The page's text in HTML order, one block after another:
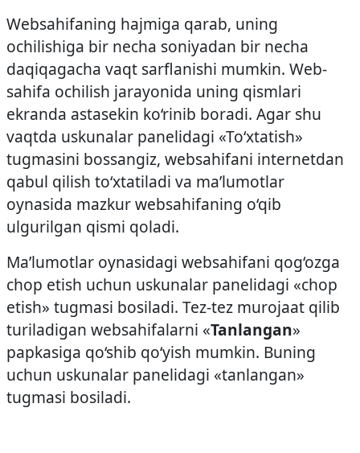
Web­sahifaning hajmiga qarab, uning
ochilishiga bir necha soniyadan bir necha
daqiqagacha vaqt sarflanishi mumkin. Web­
sahifa ochilish jarayonida uning qismlari
ekranda asta­sekin ko‘rinib boradi. Agar shu
vaqtda uskunalar panelidagi «To‘xtatish»
tugmasini bossangiz, web­sahifani internetdan
qabul qilish to‘xtatiladi va ma’lumotlar
oynasida mazkur web­sahifaning o‘qib
ulgurilgan qismi qoladi.
Ma’lumotlar oynasidagi web­sahifani qog‘ozga
chop etish uchun uskunalar panelidagi «chop
etish» tugmasi bosiladi. Tez-­tez murojaat qilib
turiladigan web­sahifalarni «Tanlangan»
papkasiga qo‘shib qo‘yish mumkin. Buning
uchun uskunalar panelidagi «tanlangan»
tugmasi bosiladi.